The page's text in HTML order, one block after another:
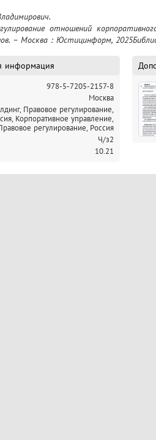
подконтрольных обществ, а
при несостоятельности
преподавателей, аспирантов
– Москва : Юстицинформ,
информация
978-5-7205-2157-8
Москва
Правовое регулирование,
Корпоративное управление,
регулирование, Россия
Ч/з2
10.21